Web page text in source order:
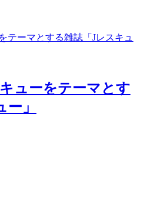
ューをテーマとす
」